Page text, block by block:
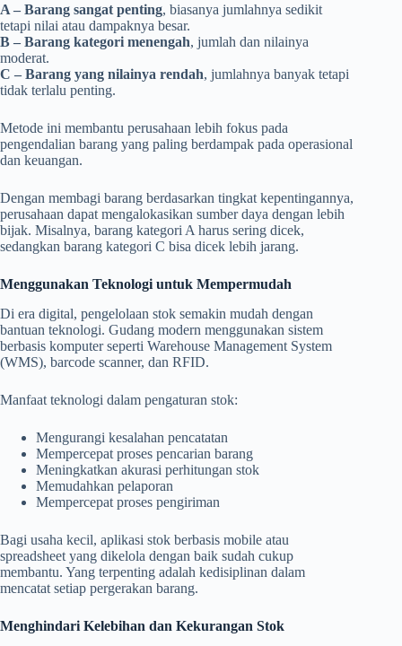
A – Barang sangat penting, biasanya jumlahnya sedikit
tetapi nilai atau dampaknya besar.
B – Barang kategori menengah, jumlah dan nilainya
moderat.
C – Barang yang nilainya rendah, jumlahnya banyak tetapi
tidak terlalu penting.
Metode ini membantu perusahaan lebih fokus pada
pengendalian barang yang paling berdampak pada operasional
dan keuangan.
Dengan membagi barang berdasarkan tingkat kepentingannya,
perusahaan dapat mengalokasikan sumber daya dengan lebih
bijak. Misalnya, barang kategori A harus sering dicek,
sedangkan barang kategori C bisa dicek lebih jarang.
Menggunakan Teknologi untuk Mempermudah
Di era digital, pengelolaan stok semakin mudah dengan
bantuan teknologi. Gudang modern menggunakan sistem
berbasis komputer seperti Warehouse Management System
(WMS), barcode scanner, dan RFID.
Manfaat teknologi dalam pengaturan stok:
Mengurangi kesalahan pencatatan
Mempercepat proses pencarian barang
Meningkatkan akurasi perhitungan stok
Memudahkan pelaporan
Mempercepat proses pengiriman
Bagi usaha kecil, aplikasi stok berbasis mobile atau
spreadsheet yang dikelola dengan baik sudah cukup
membantu. Yang terpenting adalah kedisiplinan dalam
mencatat setiap pergerakan barang.
Menghindari Kelebihan dan Kekurangan Stok